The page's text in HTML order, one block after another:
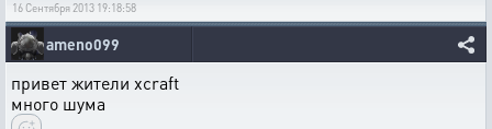
16 Сентября 2013 19:18:58
ameno099
привет жители xcraft
много шума